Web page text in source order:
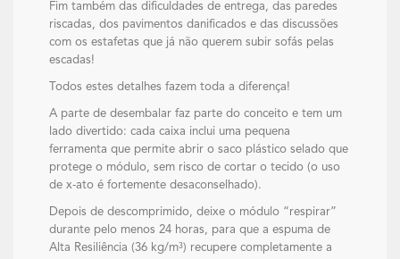
Fim também das dificuldades de entrega, das paredes
riscadas, dos pavimentos danificados e das discussões
com os estafetas que já não querem subir sofás pelas
escadas!
Todos estes detalhes fazem toda a diferença!
A parte de desembalar faz parte do conceito e tem um
lado divertido: cada caixa inclui uma pequena
ferramenta que permite abrir o saco plástico selado que
protege o módulo, sem risco de cortar o tecido (o uso
de x-ato é fortemente desaconselhado).
Depois de descomprimido, deixe o módulo “respirar”
durante pelo menos 24 horas, para que a espuma de
Alta Resiliência (36 kg/m³) recupere completamente a